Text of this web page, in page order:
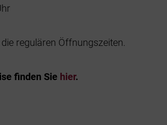
regulären Öffnungszeiten.
finden Sie hier.